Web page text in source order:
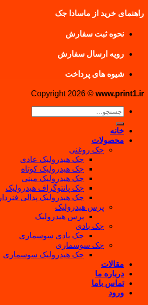
راهنمای خرید از ماسادا جک
نحوه ثبت سفارش
رویه ارسال سفارش
شیوه های پرداخت
Copyright 2026 © www.print1.ir
جستجو
برای:
خانه
محصولات
جک روغنی
جک هیدرولیک عادی
جک هیدرولیک کوتاه
جک هیدرولیک مینی
جک پانتوگراف هیدرولیک
جک هیدرولیک پدالی فنردار
پرس هیدرولیک
پرس هیدرولیک
جک بادی
جک بادی سوسماری
جک سوسماری
جک هیدرولیک سوسماری
مقالات
درباره ما
تماس باما
ورود